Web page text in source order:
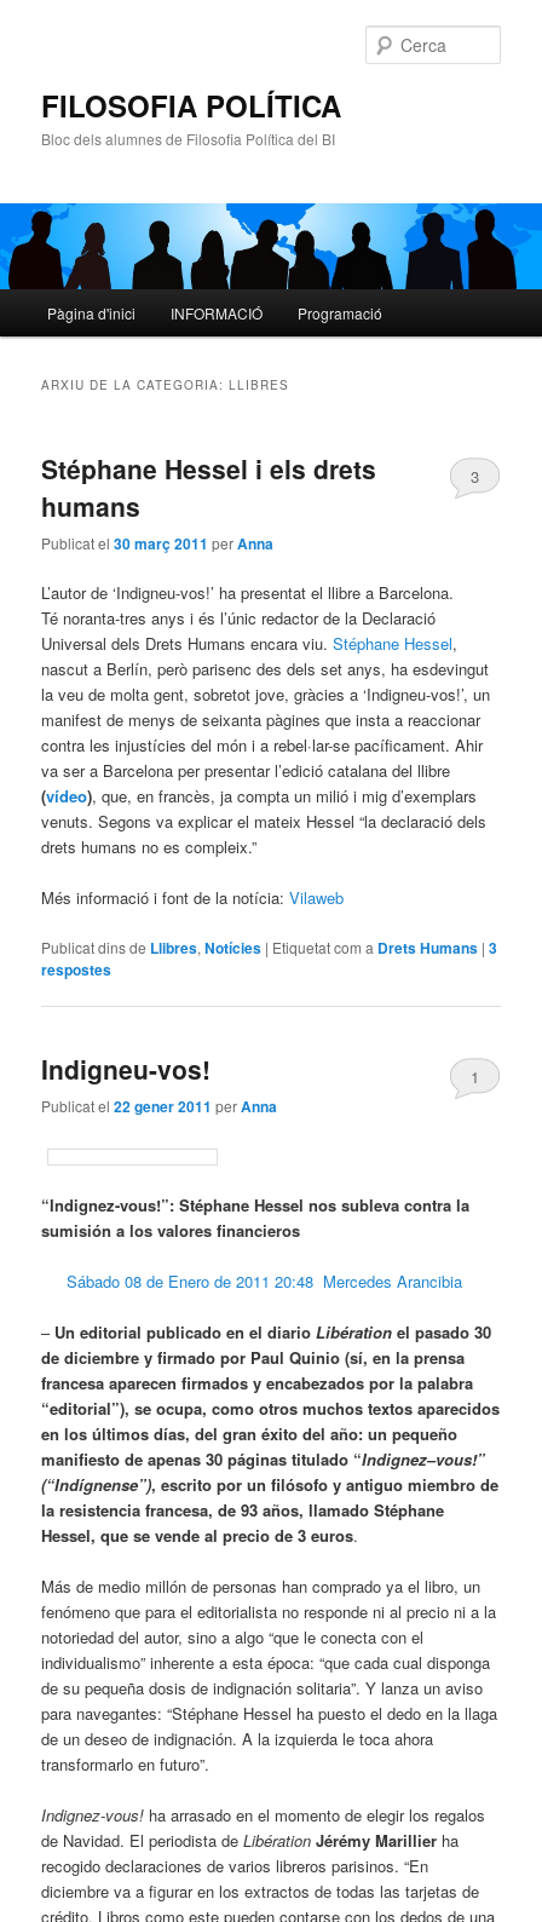
FILOSOFIA POLÍTICA
Bloc dels alumnes de Filosofia Política del BI
principal
Aneu
principal
Aneu
secundari
Pàgina d'inici INFORMACIÓ Programació
ARXIU DE LA CATEGORIA:LLIBRES
Stéphane Hessel i els drets
humans
Publicat el30 març 2011 perAnna
3
L’autor de ‘Indigneu-vos!’ ha presentat el llibre a Barcelona.
Té noranta-tres anys i és l’únic redactor de la Declaració
Universal dels Drets Humans encara viu.Stéphane Hessel,
nascut a Berlín, però parisenc des dels set anys, ha esdevingut
la veu de molta gent, sobretot jove, gràcies a ‘Indigneu-vos!’, un
manifest de menys de seixanta pàgines que insta a reaccionar
contra les injustícies del món i a rebel·lar-se pacíficament. Ahir
va ser a Barcelona per presentar l’edició catalana del llibre
(vídeo), que, en francès, ja compta un milió i mig d’exemplars
venuts. Segons va explicar el mateix Hessel “la declaració dels
drets humans no es compleix.”
Més informació i font de la notícia:Vilaweb
Publicat dins de Llibres,Notícies | Etiquetat com a Drets Humans |3
respostes
Indigneu-vos!
Publicat el22 gener 2011 perAnna
1
“Indignez-vous!”: Stéphane Hessel nos subleva contra la
sumisión a los valores financieros
Sábado 08 de Enero de 2011 20:48 Mercedes Arancibia
– Un editorial publicado en el diarioLibération el pasado 30
de diciembre y firmado por Paul Quinio (sí, en la prensa
francesa aparecen firmados y encabezados por la palabra
“editorial”), se ocupa, como otros muchos textos aparecidos
en los últimos días, del gran éxito del año: un pequeño
manifiesto de apenas 30 páginas titulado “Indignez–vous!”
(“Indígnense”), escrito por un filósofo y antiguo miembro de
la resistencia francesa, de 93 años, llamado Stéphane
Hessel, que se vende al precio de 3 euros.
Más de medio millón de personas han comprado ya el libro, un
fenómeno que para el editorialista no responde ni al precio ni a la
notoriedad del autor, sino a algo “que le conecta con el
individualismo” inherente a esta época: “que cada cual disponga
de su pequeña dosis de indignación solitaria”. Y lanza un aviso
para navegantes: “Stéphane Hessel ha puesto el dedo en la llaga
de un deseo de indignación. A la izquierda le toca ahora
transformarlo en futuro”.
Indignez-vous! ha arrasado en el momento de elegir los regalos
de Navidad. El periodista deLibération Jérémy Marillier ha
recogido declaraciones de varios libreros parisinos. “En
diciembre va a figurar en los extractos de todas las tarjetas de
crédito. Libros como este pueden contarse con los dedos de una